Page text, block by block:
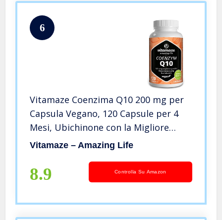
6
Vitamaze Coenzima Q10 200 mg per
Capsula Vegano, 120 Capsule per 4
Mesi, Ubichinone con la Migliore
Biodisponibilità, Integratore
Necessari, Qualità Tedesca
Vitamaze – Amazing Life
8.9 Controlla Su Amazon